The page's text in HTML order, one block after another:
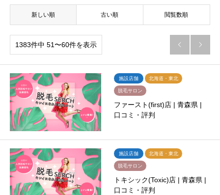
新しい順 古い順 閲覧数順
1383件中 51〜60件を表示  
施設店舗 北海道・東北
脱毛サロン
ファースト(first)店 | 青森県 |
口コミ・評判
施設店舗 北海道・東北
脱毛サロン
トキシック(Toxic)店 | 青森県 |
口コミ・評判